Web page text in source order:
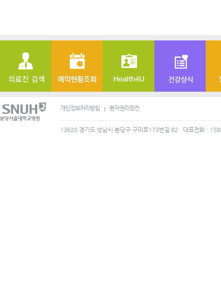
개인정보처리방침 환자권리장전
13620 경기도 성남시 분당구 구미로173번길 82 대표전화 :